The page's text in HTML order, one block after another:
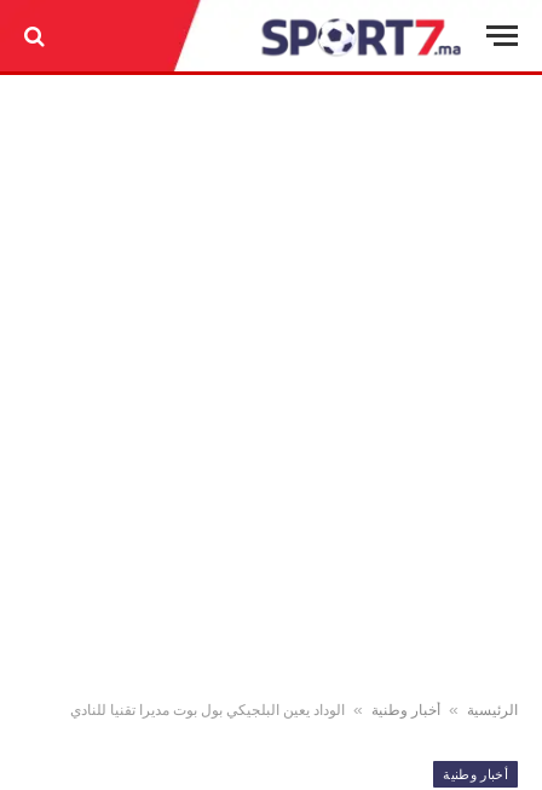
الرئيسية » أخبار وطنية » الوداد يعين البلجيكي بول بوت مديرا تقنيا للنادي
أخبار وطنية